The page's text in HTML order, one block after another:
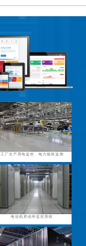
工厂生产用电监控、电力能耗监测
电信机房动环监控系统